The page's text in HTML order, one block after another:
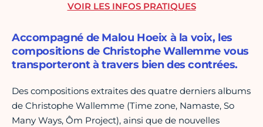
Accompagné de Malou Hoeix à la voix, les
compositions de Christophe Wallemme vous
transporteront à travers bien des contrées.
Des compositions extraites des quatre derniers albums
de Christophe Wallemme (Time zone, Namaste, So
Many Ways, Ôm Project), ainsi que de nouvelles
VOIR LES INFOS PRATIQUES